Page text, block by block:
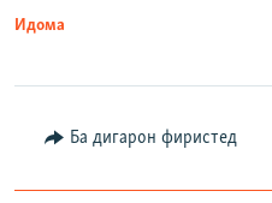
Идома
Ба дигарон фиристед